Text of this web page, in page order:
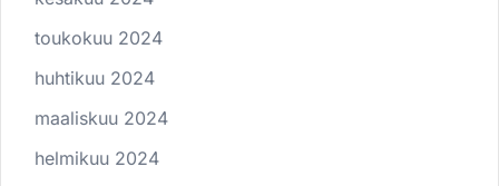
toukokuu 2024
huhtikuu 2024
maaliskuu 2024
helmikuu 2024